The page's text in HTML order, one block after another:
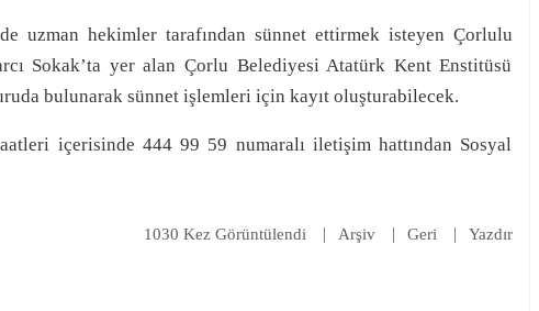
uzman hekimler tarafından sünnet ettirmek isteyen Çorlulu
Sokak’ta yer alan Çorlu Belediyesi Atatürk Kent Enstitüsü
bulunarak sünnet işlemleri için kayıt oluşturabilecek.
içerisinde 444 99 59 numaralı iletişim hattından Sosyal
1030 Kez Görüntülendi Arşiv Geri Yazdır